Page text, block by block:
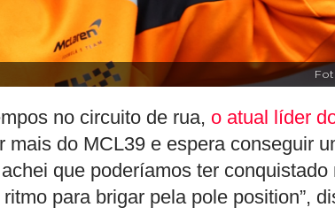
no circuito de rua, o atual líder
mais do MCL39 e espera conseguir
que poderíamos ter conquistado
para brigar pela pole position”,